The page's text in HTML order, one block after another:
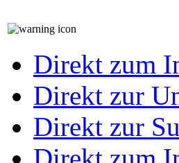
Direkt zum
Direkt zur
Direkt zur